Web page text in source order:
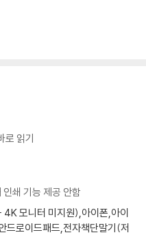
로 읽기
쇄 기능 제공 안함
모니터 미지원),아이폰,아이
드로이드패드,전자책단말기(저